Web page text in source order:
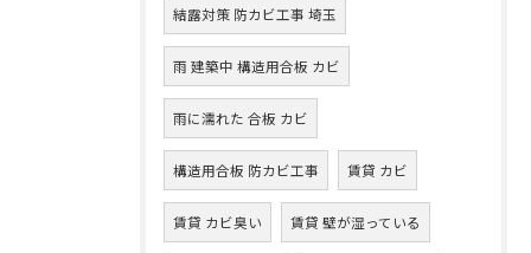
結露対策 防カビ工事 埼玉
雨 建築中 構造用合板 カビ
雨に濡れた 合板 カビ
構造用合板 防カビ工事 賃貸 カビ
賃貸 カビ臭い 賃貸 壁が湿っている